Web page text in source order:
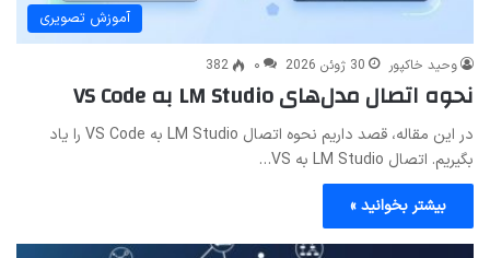
آموزش تصویری
وحید خاکپور 30 ژوئن 2026 ۰ 382
نحوه اتصال مدل‌های LM Studio به VS Code
در این مقاله، قصد داریم نحوه اتصال LM Studio به VS Code را یاد
بگیریم. اتصال LM Studio به VS…
بیشتر بخوانید »